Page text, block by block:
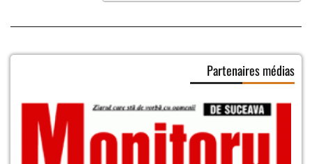
Partenaires médias